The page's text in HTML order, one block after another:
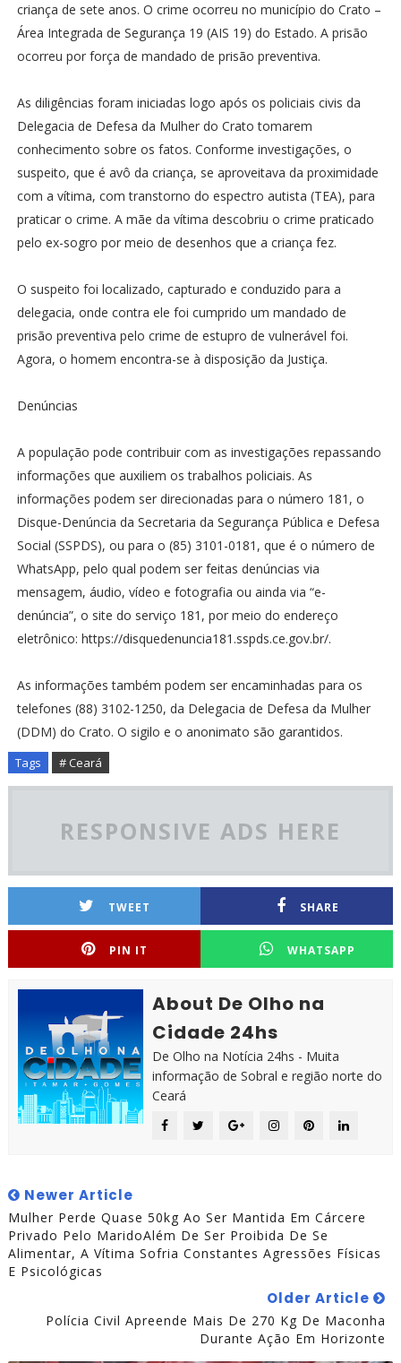
criança de sete anos. O crime ocorreu no município do Crato –
Área Integrada de Segurança 19 (AIS 19) do Estado. A prisão
ocorreu por força de mandado de prisão preventiva.
As diligências foram iniciadas logo após os policiais civis da
Delegacia de Defesa da Mulher do Crato tomarem
conhecimento sobre os fatos. Conforme investigações, o
suspeito, que é avô da criança, se aproveitava da proximidade
com a vítima, com transtorno do espectro autista (TEA), para
praticar o crime. A mãe da vítima descobriu o crime praticado
pelo ex-sogro por meio de desenhos que a criança fez.
O suspeito foi localizado, capturado e conduzido para a
delegacia, onde contra ele foi cumprido um mandado de
prisão preventiva pelo crime de estupro de vulnerável foi.
Agora, o homem encontra-se à disposição da Justiça.
Denúncias
A população pode contribuir com as investigações repassando
informações que auxiliem os trabalhos policiais. As
informações podem ser direcionadas para o número 181, o
Disque-Denúncia da Secretaria da Segurança Pública e Defesa
Social (SSPDS), ou para o (85) 3101-0181, que é o número de
WhatsApp, pelo qual podem ser feitas denúncias via
mensagem, áudio, vídeo e fotografia ou ainda via “e-
denúncia”, o site do serviço 181, por meio do endereço
eletrônico: https://disquedenuncia181.sspds.ce.gov.br/.
As informações também podem ser encaminhadas para os
telefones (88) 3102-1250, da Delegacia de Defesa da Mulher
(DDM) do Crato. O sigilo e o anonimato são garantidos.
Tags # Ceará
RESPONSIVE ADS HERE
TWEET SHARE
PIN IT WHATSAPP
About De Olho na
Cidade 24hs
De Olho na Notícia 24hs - Muita
informação de Sobral e região norte do
Ceará
Newer Article
Mulher Perde Quase 50kg Ao Ser Mantida Em Cárcere
Privado Pelo MaridoAlém De Ser Proibida De Se
Alimentar, A Vítima Sofria Constantes Agressões Físicas
E Psicológicas
Older Article
Polícia Civil Apreende Mais De 270 Kg De Maconha
Durante Ação Em Horizonte